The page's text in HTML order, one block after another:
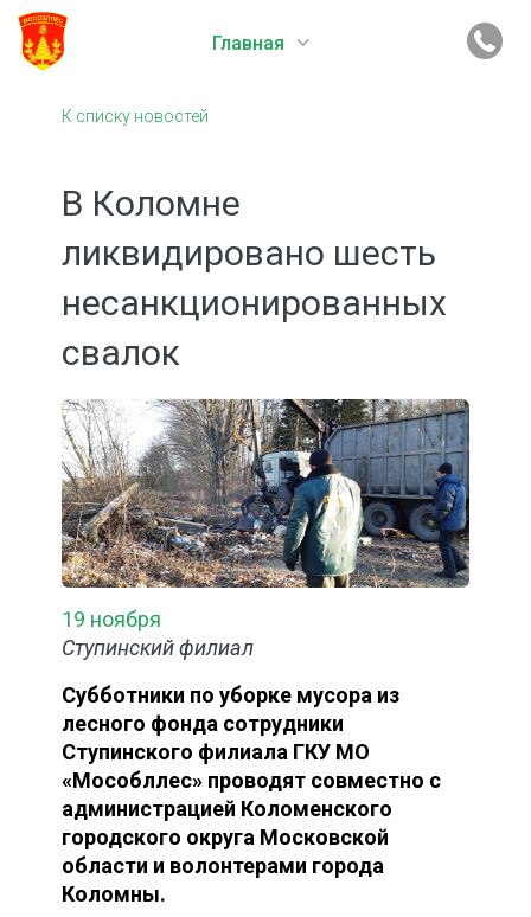
Главная
К списку новостей
В Коломне
ликвидировано шесть
несанкционированных
свалок
19 ноября
Ступинский филиал
Субботники по уборке мусора из
лесного фонда сотрудники
Ступинского филиала ГКУ МО
«Мособллес» проводят совместно с
администрацией Коломенского
городского округа Московской
области и волонтерами города
Коломны.